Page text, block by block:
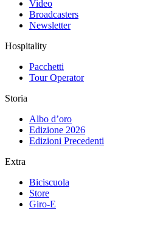
Video
Broadcasters
Newsletter
Hospitality
Pacchetti
Tour Operator
Storia
Albo d’oro
Edizione 2026
Edizioni Precedenti
Extra
Biciscuola
Store
Giro-E